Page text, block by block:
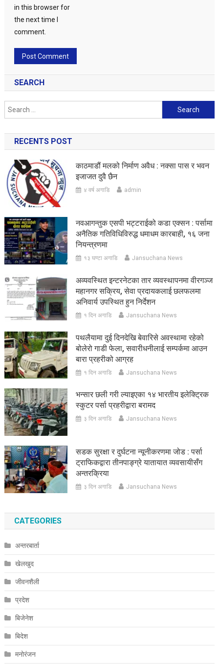
in this browser for
the next time I
comment.
SEARCH
Search
for:
RECENTS POST
काठमाडौं मलको निर्माण अवैध : नक्सा पास र भवन
इजाजत दुवै छैन
४ वर्ष अगाडि admin
नवआगन्तुक एसपी भट्टराईको कडा एक्सन : पर्सामा
अनैतिक गतिविधिविरुद्ध धमाधम कारबाही, १६ जना
नियन्त्रणमा
१३ घण्टा अगाडि Jansuchana News
अव्यवस्थित इन्टरनेटका तार व्यवस्थापनमा वीरगञ्ज
महानगर सक्रिय, सेवा प्रदायकलाई छलफलमा
अनिवार्य उपस्थित हुन निर्देशन
१ दिन अगाडि Jansuchana News
पथलैयामा दुई दिनदेखि बेवारिसे अवस्थामा रहेको
बोलेरो गाडी फेला, सवारीधनीलाई सम्पर्कमा आउन
बारा प्रहरीको आग्रह
१ दिन अगाडि Jansuchana News
भन्सार छली गरी ल्याइएका १४ भारतीय इलेक्ट्रिक
स्कुटर पर्सा प्रहरीद्वारा बरामद
३ दिन अगाडि Jansuchana News
सडक सुरक्षा र दुर्घटना न्यूनीकरणमा जोड : पर्सा
ट्राफिकद्वारा तीनपाङ्ग्रे यातायात व्यवसायीसँग
अन्तरक्रिया
३ दिन अगाडि Jansuchana News
CATEGORIES
अन्तरबार्ता
खेलखुद
जीवनशैली
प्रदेश
बिजेनेश
बिदेश
मनोरंजन